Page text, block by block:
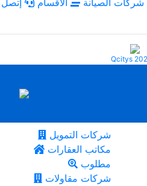
شركات الصيانة الأقسام
إتصل
Qcitys
شركات التمويل
مكاتب العقارات
مطلوب
شركات مقاولات